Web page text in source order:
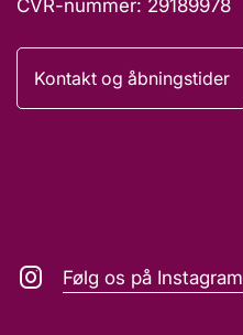
CVR-nummer: 29189978
Kontakt og åbningstider
Følg os på Instagram